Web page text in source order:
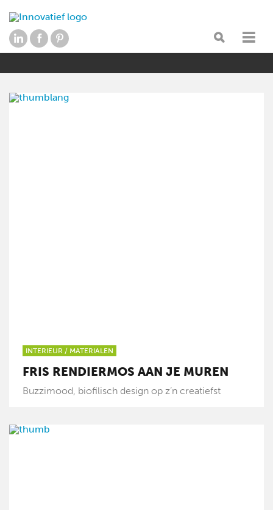
INTERIEUR / MATERIALEN
FRIS RENDIERMOS AAN JE MUREN
Buzzimood, biofilisch design op z’n creatiefst